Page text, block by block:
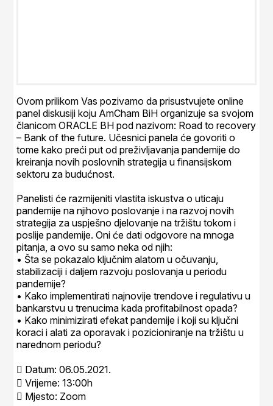
Ovom prilikom Vas pozivamo da prisustvujete online
panel diskusiji koju AmCham BiH organizuje sa svojom
članicom ORACLE BH pod nazivom: Road to recovery
– Bank of the future. Učesnici panela će govoriti o
tome kako preći put od preživljavanja pandemije do
kreiranja novih poslovnih strategija u finansijskom
sektoru za budućnost.
Panelisti će razmijeniti vlastita iskustva o uticaju
pandemije na njihovo poslovanje i na razvoj novih
strategija za uspješno djelovanje na tržištu tokom i
poslije pandemije. Oni će dati odgovore na mnoga
pitanja, a ovo su samo neka od njih:
• Šta se pokazalo ključnim alatom u očuvanju,
stabilizaciji i daljem razvoju poslovanja u periodu
pandemije?
• Kako implementirati najnovije trendove i regulativu u
bankarstvu u trenucima kada profitabilnost opada?
• Kako minimizirati efekat pandemije i koji su ključni
koraci i alati za oporavak i pozicioniranje na tržištu u
narednom periodu?
 Datum: 06.05.2021.
 Vrijeme: 13:00h
 Mjesto: Zoom